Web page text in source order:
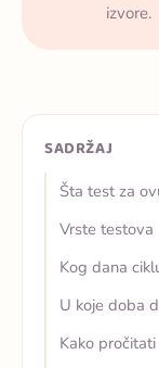
izvore.
SADRŽAJ
Šta test za
Vrste testova
Kog dana
U koje doba
Kako